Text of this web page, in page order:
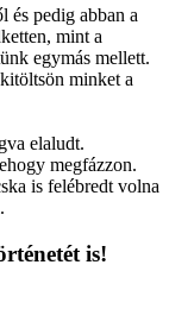
és pedig abban a
mint a
egymás mellett.
minket a
elaludt.
megfázzon.
is felébredt volna
is!